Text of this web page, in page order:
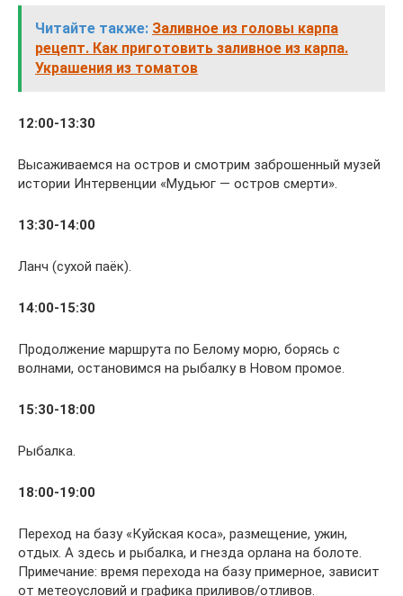
Читайте также: Заливное из головы карпа
рецепт. Как приготовить заливное из карпа.
Украшения из томатов
12:00-13:30
Высаживаемся на остров и смотрим заброшенный музей
истории Интервенции «Мудьюг — остров смерти».
13:30-14:00
Ланч (сухой паёк).
14:00-15:30
Продолжение маршрута по Белому морю, борясь с
волнами, остановимся на рыбалку в Новом промое.
15:30-18:00
Рыбалка.
18:00-19:00
Переход на базу «Куйская коса», размещение, ужин,
отдых. А здесь и рыбалка, и гнезда орлана на болоте.
Примечание: время перехода на базу примерное, зависит
от метеоусловий и графика приливов/отливов.